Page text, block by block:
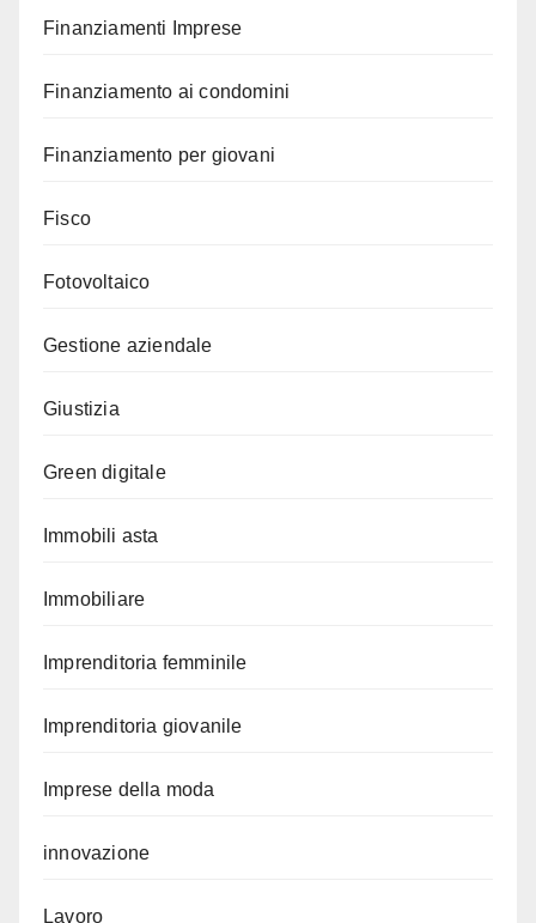
Finanziamenti Imprese
Finanziamento ai condomini
Finanziamento per giovani
Fisco
Fotovoltaico
Gestione aziendale
Giustizia
Green digitale
Immobili asta
Immobiliare
Imprenditoria femminile
Imprenditoria giovanile
Imprese della moda
innovazione
Lavoro